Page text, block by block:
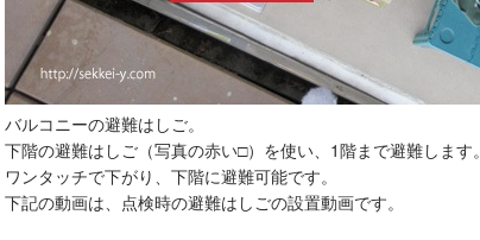
バルコニーの避難はしご。
下階の避難はしご（写真の赤い□）を使い、1階まで避難します。
ワンタッチで下がり、下階に避難可能です。
下記の動画は、点検時の避難はしごの設置動画です。